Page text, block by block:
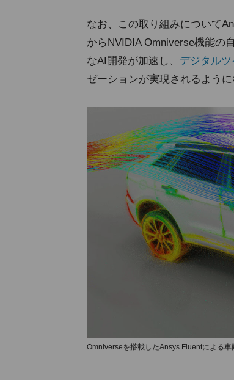
なお、この取り組みについて
からNVIDIA Omniverse機能の
なAI開発が加速し、 デジタルツ
ゼーションが実現されるように
Omniverseを搭載したAnsys Fluentによる